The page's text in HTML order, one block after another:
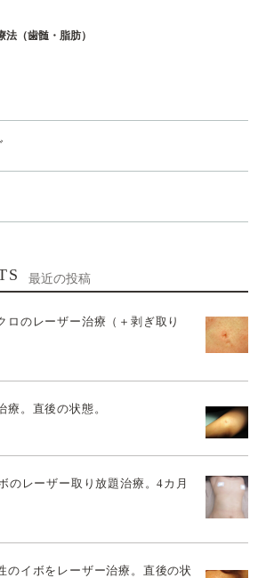
（歯髄・脂肪）
最近の投稿
ロのレーザー治療（＋剥ぎ取り
療。直後の状態。
のレーザー取り放題治療。4カ月
のイボをレーザー治療。直後の状